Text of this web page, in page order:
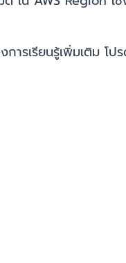
ารเรียนรู้เพิ่มเติม โ